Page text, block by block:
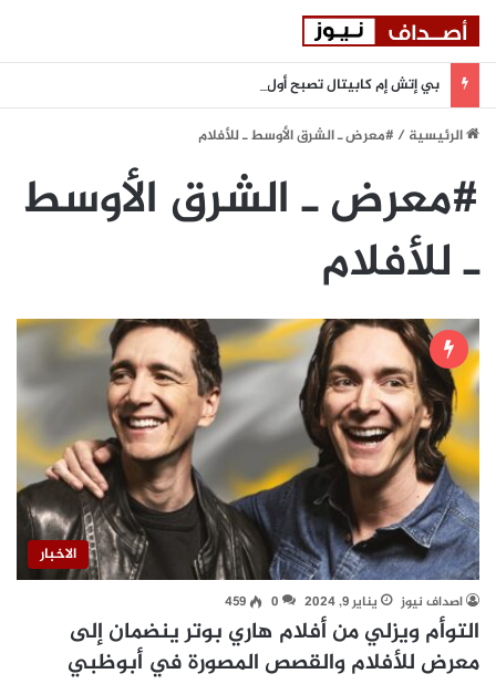
الرئيسية/ #معرض ـ الشرق الأوسط ـ للأفلام
#معرض ـ الشرق الأوسط
ـ للأفلام
الاخبار
اصداف نيوز يناير 9, 2024 0
459
التوأم ويزلي من أفلام هاري بوتر ينضمان إلى
معرض للأفلام والقصص المصورة في أبوظبي